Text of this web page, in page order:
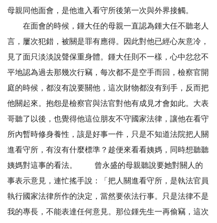
母親同他面會，是他進入看守所後第一次與外界接觸。
在面會的時候，鍾大任的母親一直認為鍾大任不聽老人
言，屢次犯錯，被關是罪有應得。因此對他已經心灰意冷，
見了面只淡淡說聲保重身體。鍾大任則不一樣，心中忿忿不
平地認為過去那幾次行竊，每次都不是空手而回，檢察官開
庭的時候，都沒有說要關他，這次財物都沒有到手，反而把
他關起來。抱怨是檢察官與法官對他有成見才會如此。大表
哥聽了以後，也覺得他這位朋友不守國家法律，讓他在看守
所內暫時修身養性，該是好事一件，只是不知道法院把人關
進看守所，有沒有什麼標準？趁便來看看姨媽，同時想聽聽
姨媽對這事的看法。 曾永盛的母親聽說要她對關人的
事表示意見，連忙搖手說：「把人關進看守所，是執法官員
執行國家法律所作的決定，當然要依法行事。只是法律不是
我的專長，不能表達任何意見。那位鍾先生一再偷竊，這次